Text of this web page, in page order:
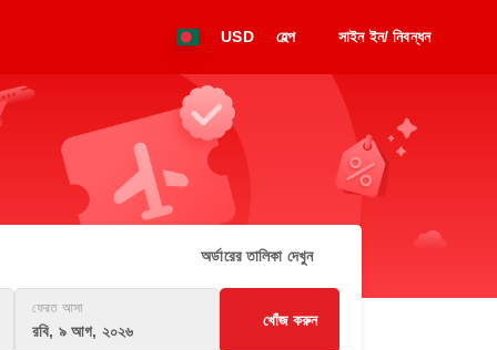
USD হেল্প সাইন ইন/ নিবন্ধন
অর্ডারের তালিকা দেখুন
ফেরত আসা
রবি, ৯ আগ, ২০২৬
খোঁজ করুন